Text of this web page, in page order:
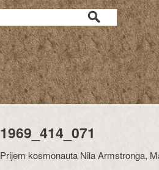
1969_414_071
Prijem kosmonauta Nila Armstronga,